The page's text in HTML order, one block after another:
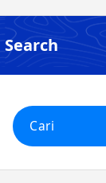
Search
Pencarian
untuk: